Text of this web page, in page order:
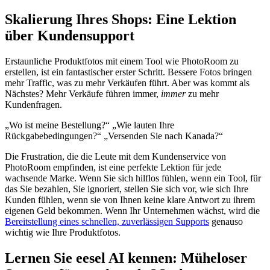
Skalierung Ihres Shops: Eine Lektion
über Kundensupport
Erstaunliche Produktfotos mit einem Tool wie PhotoRoom zu
erstellen, ist ein fantastischer erster Schritt. Bessere Fotos bringen
mehr Traffic, was zu mehr Verkäufen führt. Aber was kommt als
Nächstes? Mehr Verkäufe führen immer, immerzu mehr
Kundenfragen.
„Wo ist meine Bestellung?“ „Wie lauten Ihre
Rückgabebedingungen?“ „Versenden Sie nach Kanada?“
Die Frustration, die die Leute mit dem Kundenservice von
PhotoRoom empfinden, ist eine perfekte Lektion für jede
wachsende Marke. Wenn Sie sich hilflos fühlen, wenn ein Tool, für
das Sie bezahlen, Sie ignoriert, stellen Sie sich vor, wie sich Ihre
Kunden fühlen, wenn sie von Ihnen keine klare Antwort zu ihrem
eigenen Geld bekommen. Wenn Ihr Unternehmen wächst, wird die
Bereitstellung eines schnellen, zuverlässigen Supports genauso
wichtig wie Ihre Produktfotos.
Lernen Sie eesel AI kennen: Müheloser